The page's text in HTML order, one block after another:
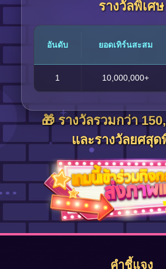
รางวัลพิเศษ
อันดับ ยอดเทิร์นสะสม
1 10,000,000+
🎁 รางวัลรวมกว่า
และรางวัลยศสุด
คำชี้แจง